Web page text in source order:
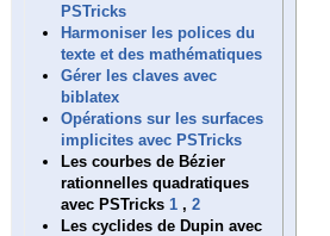
PSTricks
Harmoniser les polices du
texte et des mathématiques
Gérer les claves avec
biblatex
Opérations sur les surfaces
implicites avec PSTricks
Les courbes de Bézier
rationnelles quadratiques
avec PSTricks 1 , 2
Les cyclides de Dupin avec